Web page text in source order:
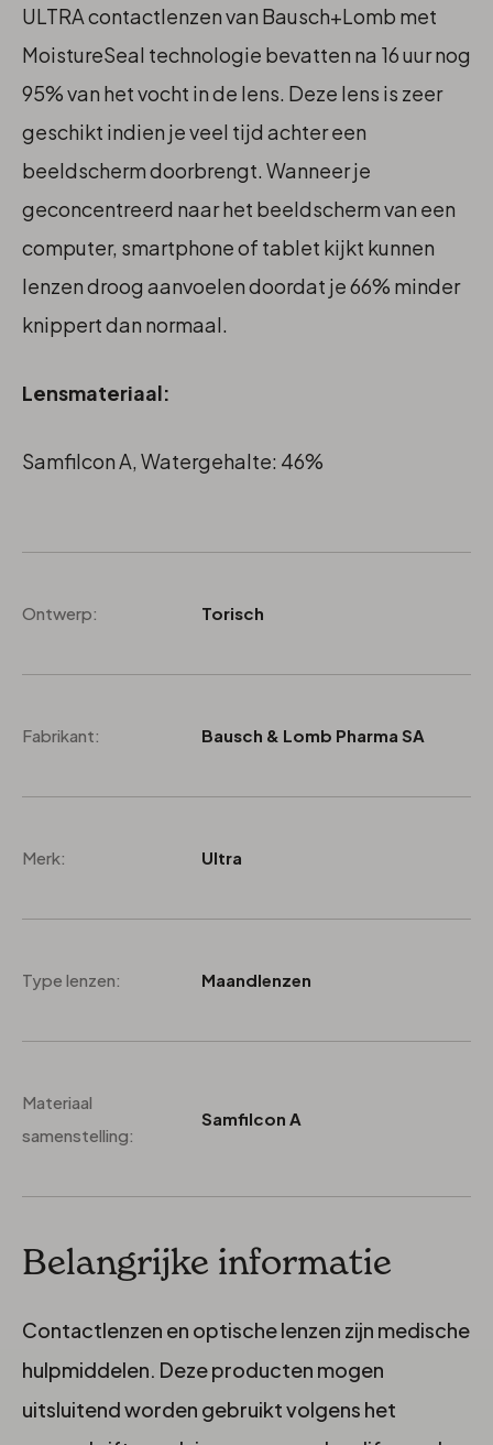
ULTRA contactlenzen van Bausch+Lomb met
MoistureSeal technologie bevatten na 16 uur nog
95% van het vocht in de lens. Deze lens is zeer
geschikt indien je veel tijd achter een
beeldscherm doorbrengt. Wanneer je
geconcentreerd naar het beeldscherm van een
computer, smartphone of tablet kijkt kunnen
lenzen droog aanvoelen doordat je 66% minder
knippert dan normaal.
Lensmateriaal:
Samfilcon A, Watergehalte: 46%
Ontwerp: Torisch
Fabrikant: Bausch & Lomb Pharma SA
Merk: Ultra
Type lenzen: Maandlenzen
Materiaal
samenstelling:
Samfilcon A
Belangrijke informatie
Contactlenzen en optische lenzen zijn medische
hulpmiddelen. Deze producten mogen
uitsluitend worden gebruikt volgens het